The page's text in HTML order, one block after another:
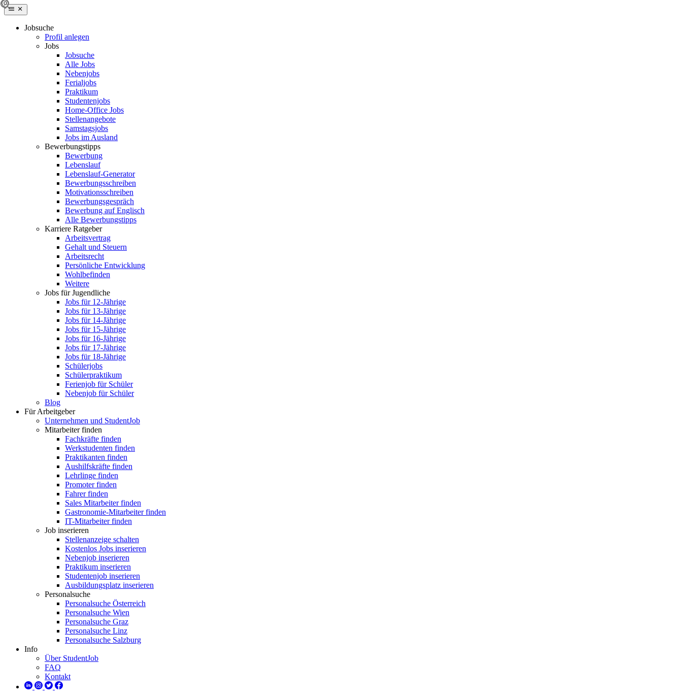
Jobsuche
Profil anlegen
Jobs
Jobsuche
Alle Jobs
Nebenjobs
Ferialjobs
Praktikum
Studentenjobs
Home-Office Jobs
Stellenangebote
Samstagsjobs
Jobs im Ausland
Bewerbungstipps
Bewerbung
Lebenslauf
Lebenslauf-Generator
Bewerbungsschreiben
Motivationsschreiben
Bewerbungsgespräch
Bewerbung auf Englisch
Alle Bewerbungstipps
Karriere Ratgeber
Arbeitsvertrag
Gehalt und Steuern
Arbeitsrecht
Persönliche Entwicklung
Wohlbefinden
Weitere
Jobs für Jugendliche
Jobs für 12-Jährige
Jobs für 13-Jährige
Jobs für 14-Jährige
Jobs für 15-Jährige
Jobs für 16-Jährige
Jobs für 17-Jährige
Jobs für 18-Jährige
Schülerjobs
Schülerpraktikum
Ferienjob für Schüler
Nebenjob für Schüler
Blog
Für Arbeitgeber
Unternehmen und StudentJob
Mitarbeiter finden
Fachkräfte finden
Werkstudenten finden
Praktikanten finden
Aushilfskräfte finden
Lehrlinge finden
Promoter finden
Fahrer finden
Sales Mitarbeiter finden
Gastronomie-Mitarbeiter finden
IT-Mitarbeiter finden
Job inserieren
Stellenanzeige schalten
Kostenlos Jobs inserieren
Nebenjob inserieren
Praktikum inserieren
Studentenjob inserieren
Ausbildungsplatz inserieren
Personalsuche
Personalsuche Österreich
Personalsuche Wien
Personalsuche Graz
Personalsuche Linz
Personalsuche Salzburg
Info
Über StudentJob
FAQ
Kontakt